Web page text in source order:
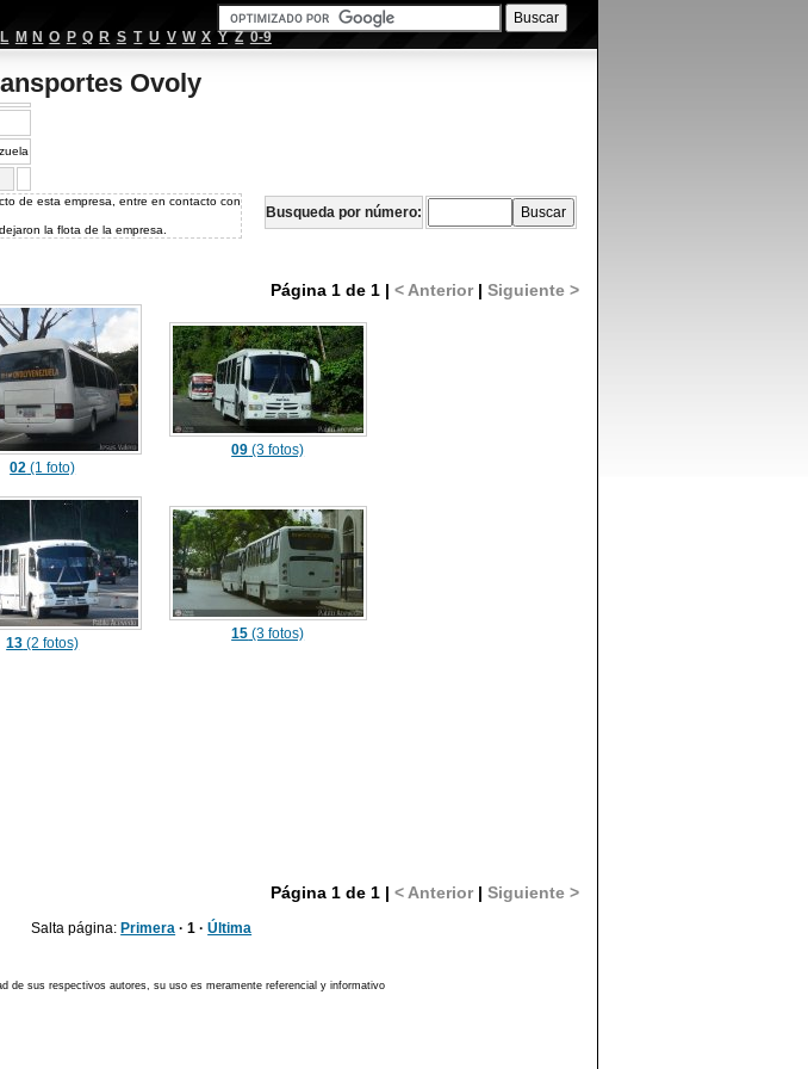
L M N O P Q R S T U V W X Y Z 0-9
Ovoly
de esta empresa, entre en contacto con
la flota de la empresa.
Busqueda por número:
Página 1 de 1 |< Anterior|Siguiente >
02 (1 foto)
09 (3 fotos)
13 (2 fotos)
15 (3 fotos)
Página 1 de 1 |< Anterior|Siguiente >
Salta página: Primera · 1 ·Última
de sus respectivos autores, su uso es meramente referencial y informativo